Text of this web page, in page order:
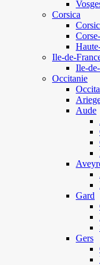
Corsica
Ile-de-
Ile-
Occitanie
Aude
Gard
Gers